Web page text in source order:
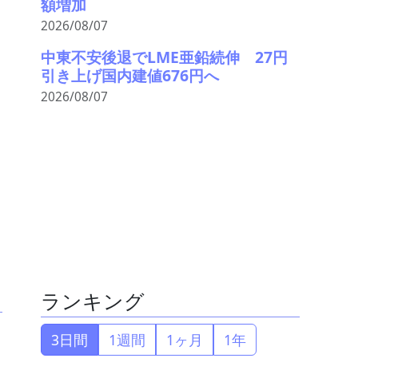
2026/08/07
中東不安後退でLME亜鉛続伸 27円
引き上げ国内建値676円へ
2026/08/07
ランキング
3日間 1週間 1ヶ月 1年